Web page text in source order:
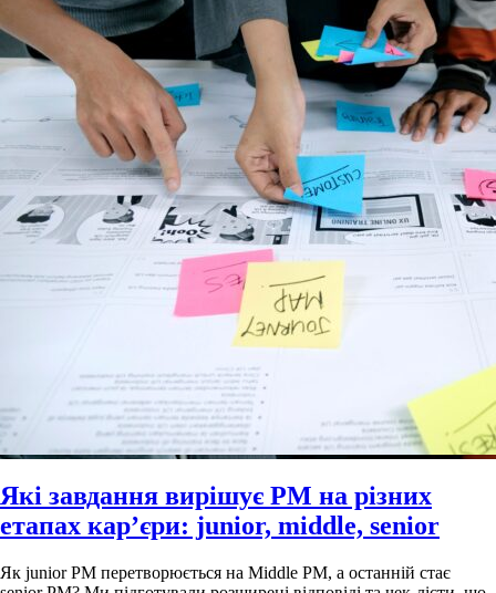
Які завдання вирішує РМ на різних
етапах кар’єри: junior, middle, senior
Як junior PM перетворюється на Middle PM, а останній стає